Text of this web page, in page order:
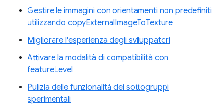
Gestire le immagini con orientamenti non predefiniti
utilizzando copyExternalImageToTexture
Migliorare l'esperienza degli sviluppatori
Attivare la modalità di compatibilità con
featureLevel
Pulizia delle funzionalità dei sottogruppi
sperimentali